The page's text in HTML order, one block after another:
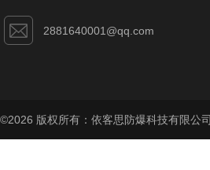
2881640001@qq.com
©2026 版权所有：依客思防爆科技有限公